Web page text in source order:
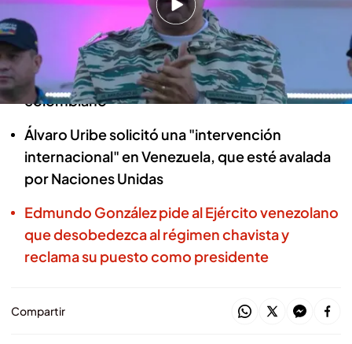
Nicolás Maduro responde a Álvaro Uribe y
asegura que en Venezuela "nadie" quiere la
intervención que pide el expresidente
colombiano
Álvaro Uribe solicitó una "intervención
internacional" en Venezuela, que esté avalada
por Naciones Unidas
Edmundo González pide al Ejército venezolano
que desobedezca al régimen chavista y
reclama su puesto como presidente
Compartir